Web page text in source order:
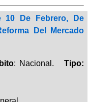
10 De Febrero, De
Del Mercado
: Nacional.Tipo: